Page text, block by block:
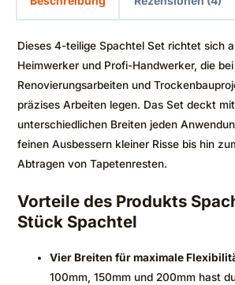
Dieses 4-teilige Spachtel Set richtet sich
Heimwerker und Profi-Handwerker, die bei
Renovierungsarbeiten und
präzises Arbeiten legen. Das Set deckt
unterschiedlichen Breiten jeden
feinen Ausbessern kleiner Risse bis hin
Abtragen von Tapetenresten.
Vorteile des Produkts
Stück Spachtel
Vier Breiten für maximale
100mm, 150mm und 200mm hast